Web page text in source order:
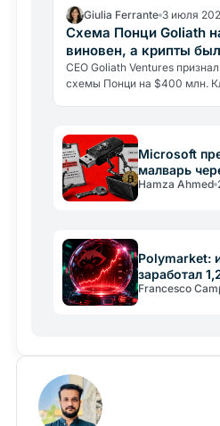
Giulia Ferrante 3 июля
Схема Понци Goliath
виновен, а крипты
CEO Goliath Ventures
схемы Понци на $400 млн.
Microsoft
малварь
опустошает
Hamza Ahmed
Polymarket:
заработал
Francesco